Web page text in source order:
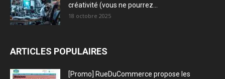
créativité (vous ne pourrez...
18 octobre 2025
ARTICLES POPULAIRES
[Promo] RueDuCommerce propose les